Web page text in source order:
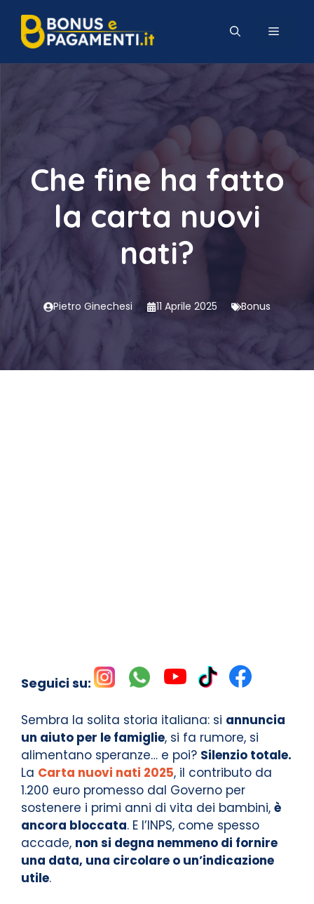
contenuto
MENU
Che fine ha fatto
la carta nuovi
nati?
Pietro Ginechesi 11 Aprile 2025 Bonus
Seguici su:
Sembra la solita storia italiana: si annuncia
un aiuto per le famiglie, si fa rumore, si
alimentano speranze… e poi? Silenzio totale.
La Carta nuovi nati 2025, il contributo da
1.200 euro promesso dal Governo per
sostenere i primi anni di vita dei bambini, è
ancora bloccata. E l’INPS, come spesso
accade, non si degna nemmeno di fornire
una data, una circolare o un’indicazione
utile.